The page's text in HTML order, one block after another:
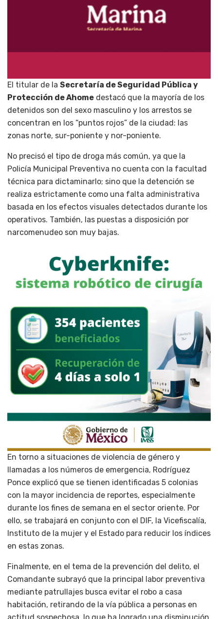
El titular de la Secretaría de Seguridad Pública y
Protección de Ahome destacó que la mayoría de los
detenidos son del sexo masculino y los arrestos se
concentran en los “puntos rojos” de la ciudad: las
zonas norte, sur-poniente y nor-poniente.
No precisó el tipo de droga más común, ya que la
Policía Municipal Preventiva no cuenta con la facultad
técnica para dictaminarlo; sino que la detención se
realiza estrictamente como una falta administrativa
basada en los efectos visuales detectados durante los
operativos. También, las puestas a disposición por
narcomenudeo son muy bajas.
En torno a situaciones de violencia de género y
llamadas a los números de emergencia, Rodríguez
Ponce explicó que se tienen identificadas 5 colonias
con la mayor incidencia de reportes, especialmente
durante los fines de semana en el sector oriente. Por
ello, se trabajará en conjunto con el DIF, la Vicefiscalía,
Instituto de la mujer y el Estado para reducir los índices
en estas zonas.
Finalmente, en el tema de la prevención del delito, el
Comandante subrayó que la principal labor preventiva
mediante patrullajes busca evitar el robo a casa
habitación, retirando de la vía pública a personas en